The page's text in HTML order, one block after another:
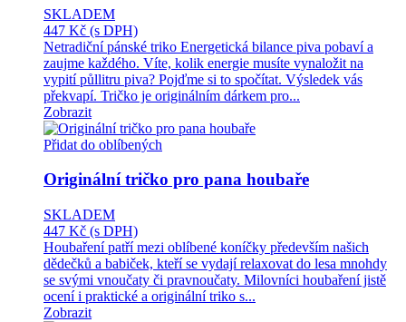
SKLADEM
447 Kč (s DPH)
Netradiční pánské triko Energetická bilance piva pobaví a
zaujme každého. Víte, kolik energie musíte vynaložit na
vypití půllitru piva? Pojďme si to spočítat. Výsledek vás
překvapí. Tričko je originálním dárkem pro...
Zobrazit
Přidat do oblíbených
Originální tričko pro pana houbaře
SKLADEM
447 Kč (s DPH)
Houbaření patří mezi oblíbené koníčky především našich
dědečků a babiček, kteří se vydají relaxovat do lesa mnohdy
se svými vnoučaty či pravnoučaty. Milovníci houbaření jistě
ocení i praktické a originální triko s...
Zobrazit